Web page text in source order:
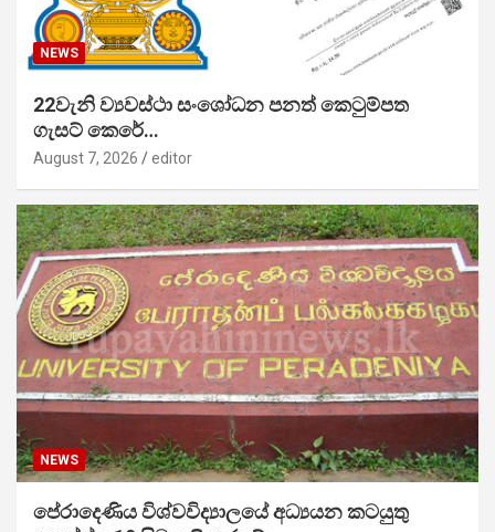
NEWS
22වැනි ව්‍යවස්ථා සංශෝධන පනත් කෙටුම්පත
ගැසට් කෙරේ…
August 7, 2026 editor
NEWS
පේරාදෙණිය විශ්වවිද්‍යාලයේ අධ්‍යයන කටයුතු